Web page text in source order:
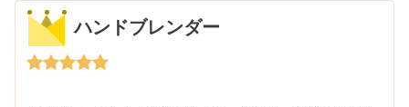
ハンドブレンダー